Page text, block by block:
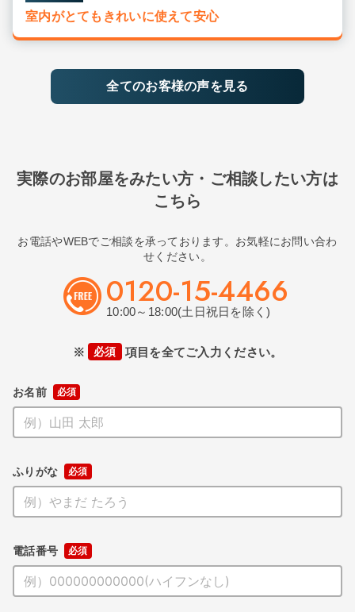
室内がとてもきれいに使えて安心
全てのお客様の声を見る
実際のお部屋をみたい方・ご相談したい方は
こちら
お電話やWEBでご相談を承っております。お気軽にお問い合わ
せください。
0120-15-4466
10:00～18:00(土日祝日を除く)
※ 必須 項目を全てご入力ください。
お名前
ふりがな
電話番号